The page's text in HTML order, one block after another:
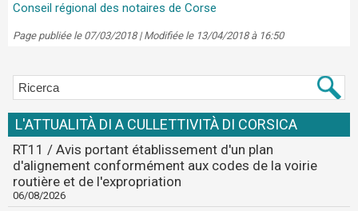
Conseil régional des notaires de Corse
Page publiée le 07/03/2018 | Modifiée le 13/04/2018 à 16:50
L'ATTUALITÀ DI A CULLETTIVITÀ DI CORSICA
RT11 / Avis portant établissement d'un plan
d'alignement conformément aux codes de la voirie
routière et de l'expropriation
06/08/2026